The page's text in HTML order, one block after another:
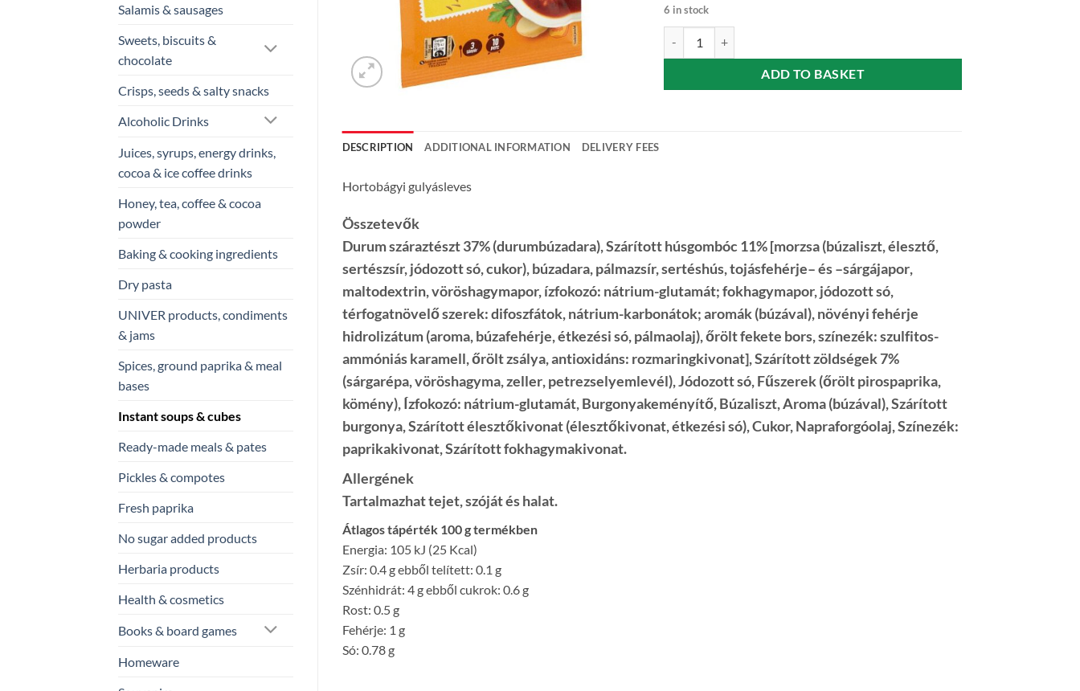
Salamis & sausages
Sweets, biscuits &
chocolate
Crisps, seeds & salty snacks
Alcoholic Drinks
Juices, syrups, energy drinks,
cocoa & ice coffee drinks
Honey, tea, coffee & cocoa
powder
Baking & cooking ingredients
Dry pasta
UNIVER products, condiments
& jams
Spices, ground paprika & meal
bases
Instant soups & cubes
Ready-made meals & pates
Pickles & compotes
Fresh paprika
No sugar added products
Herbaria products
Health & cosmetics
Books & board games
Homeware
6 in stock
ADD TO BASKET
DESCRIPTION ADDITIONAL INFORMATION DELIVERY FEES
Hortobágyi gulyásleves
Összetevők
Durum száraztészt 37% (durumbúzadara), Szárított húsgombóc 11% [morzsa (búzaliszt, élesztő,
sertészsír, jódozott só, cukor),búzadara, pálmazsír, sertéshús,tojásfehérje– és –sárgájapor,
maltodextrin, vöröshagymapor, ízfokozó: nátrium-glutamát; fokhagymapor, jódozott só,
térfogatnövelő szerek: difoszfátok, nátrium-karbonátok; aromák (búzával), növényi fehérje
hidrolizátum (aroma,búzafehérje, étkezési só, pálmaolaj), őrölt fekete bors, színezék: szulfitos-
ammóniás karamell, őrölt zsálya, antioxidáns: rozmaringkivonat], Szárított zöldségek 7%
(sárgarépa, vöröshagyma,zeller, petrezselyemlevél), Jódozott só, Fűszerek (őrölt pirospaprika,
kömény), Ízfokozó: nátrium-glutamát, Burgonyakeményítő,Búzaliszt, Aroma (búzával), Szárított
burgonya, Szárított élesztőkivonat (élesztőkivonat, étkezési só), Cukor, Napraforgóolaj, Színezék:
paprikakivonat, Szárított fokhagymakivonat.
Allergének
Tartalmazhattejet,szójátéshalat.
Átlagos tápérték 100 g termékben
Energia: 105 kJ (25 Kcal)
Zsír: 0.4 g ebből telített: 0.1 g
Szénhidrát: 4 g ebből cukrok: 0.6 g
Rost: 0.5 g
Fehérje: 1 g
Só: 0.78 g